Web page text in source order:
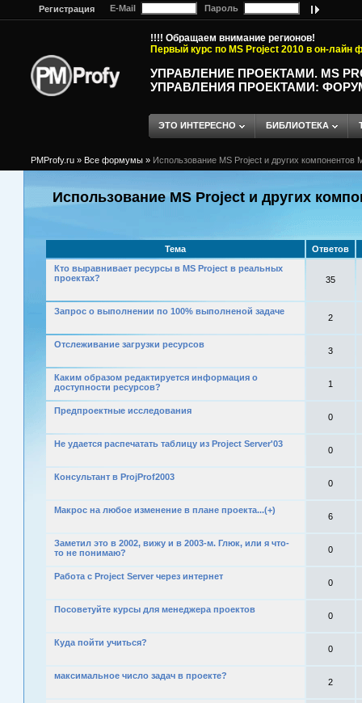
Регистрация E-Mail Пароль
!!!! Обращаем внимание регионов!
Первый курс по MS Project 2010 в он-лайн
УПРАВЛЕНИЕ ПРОЕКТАМИ. MS
УПРАВЛЕНИЯ ПРОЕКТАМИ:
ЭТО ИНТЕРЕСНО БИБЛИОТЕКА
PMProfy.ru » Все формумы » Использование MS Project и других компонентов
Использование MS Project и других
Тема
Ответов
Кто выравнивает ресурсы в MS Project в реальных
проектах?
35
Запрос о выполнении по 100% выполненой задаче
2
Отслеживание загрузки ресурсов
3
Каким образом редактируется информация о
доступности ресурсов?
1
Предпроектные исследования
0
Не удается распечатать таблицу из Project Server'03
0
Консультант в ProjProf2003
0
Макрос на любое изменение в плане проекта...(+)
6
Заметил это в 2002, вижу и в 2003-м. Глюк, или я что-
то не понимаю?
0
Работа с Project Server через интернет
0
Посоветуйте курсы для менеджера проектов
0
Куда пойти учиться?
0
максимальное число задач в проекте?
2